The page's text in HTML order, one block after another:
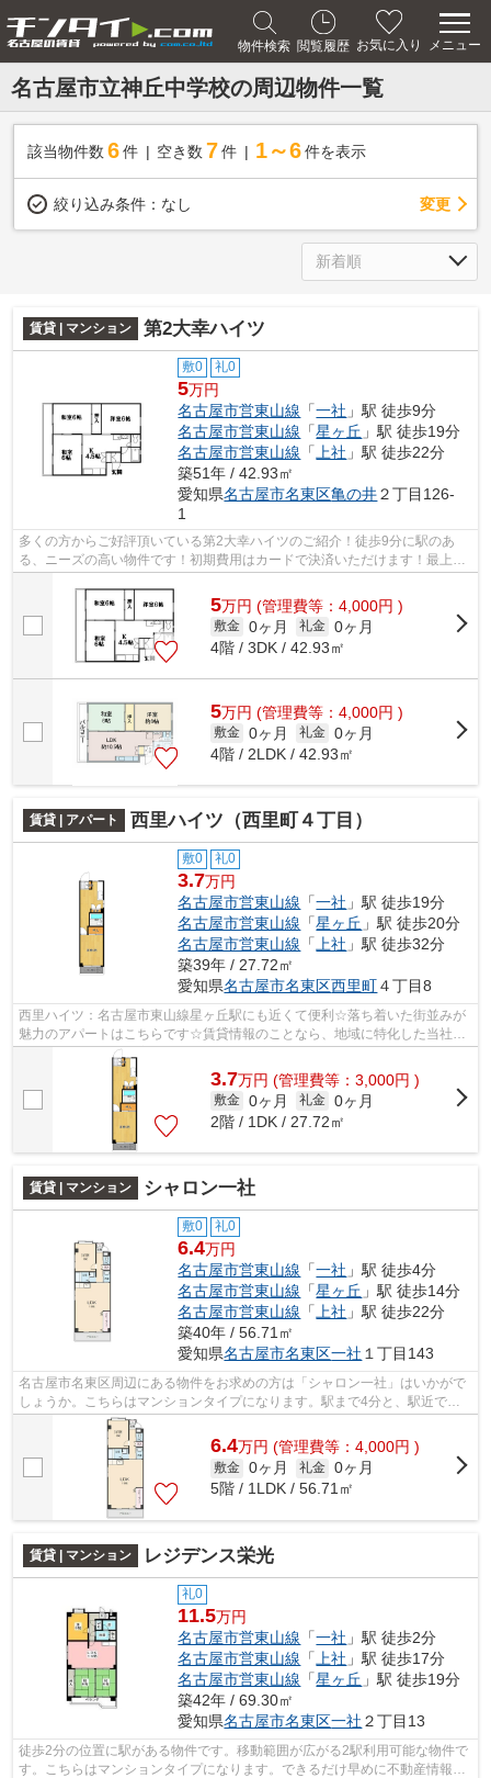
物件検索 閲覧履歴 お気に入り メニュー
名古屋市立神丘中学校の周辺物件一覧
該当物件数 6件 空き数 7 件 1～6 件を表示
絞り込み条件： なし 変更
賃貸 | マンション 第2大幸ハイツ
敷0 礼0
5万円
名古屋市営東山線 「一社 」駅 徒歩9分
名古屋市営東山線 「星ヶ丘 」駅 徒歩19分
名古屋市営東山線 「上社 」駅 徒歩22分
築51年 / 42.93㎡
愛知県名古屋市名東区亀の井２丁目126-
1
多くの方からご好評頂いている第2大幸ハイツのご紹介！徒歩9分に駅のあ
る、ニーズの高い物件です！初期費用はカードで決済いただけます！最上階
5万円 (管理費等：4,000円 )
敷金 0ヶ月 礼金 0ヶ月
4階 / 3DK / 42.93㎡
5万円 (管理費等：4,000円 )
敷金 0ヶ月 礼金 0ヶ月
4階 / 2LDK / 42.93㎡
賃貸 | アパート 西里ハイツ（西里町４丁目）
敷0 礼0
3.7万円
名古屋市営東山線 「一社 」駅 徒歩19分
名古屋市営東山線 「星ヶ丘 」駅 徒歩20分
名古屋市営東山線 「 上社 」駅 徒歩32分
築39年 / 27.72㎡
愛知県名古屋市名東区西里町４丁目8
西里ハイツ：名古屋市東山線星ヶ丘駅にも近くて便利☆落ち着いた街並みが
魅力のアパートはこちらです☆賃貸情報のことなら、地域に特化した当社に
お任せください☆お客様にご満足していた...
3.7万円 (管理費等：3,000円 )
敷金 0ヶ月 礼金 0ヶ月
2階 / 1DK / 27.72㎡
賃貸 | マンション シャロン一社
敷0 礼0
6.4万円
名古屋市営東山線 「一社 」駅 徒歩4分
名古屋市営東山線 「星ヶ丘 」駅 徒歩14分
名古屋市営東山線 「 上社 」駅 徒歩22分
築40年 / 56.71㎡
愛知県名古屋市名東区一社 １丁目143
名古屋市名東区周辺にある物件をお求めの方は「シャロン一社」はいかがで
しょうか。こちらはマンションタイプになります。駅まで4分と、駅近でア
クセスも良好な物件です。周辺に2駅あ...
6.4万円 (管理費等：4,000円 )
敷金 0ヶ月 礼金 0ヶ月
5階 / 1LDK / 56.71㎡
賃貸 | マンション レジデンス栄光
礼0
11.5万円
名古屋市営東山線 「一社 」駅 徒歩2分
名古屋市営東山線 「 上社 」駅 徒歩17分
名古屋市営東山線 「星ヶ丘 」駅 徒歩19分
築42年 / 69.30㎡
愛知県名古屋市名東区一社 ２丁目13
徒歩2分の位置に駅がある物件です。移動範囲が広がる2駅利用可能な物件で
す。こちらはマンションタイプになります。できるだけ早めに不動産情報を